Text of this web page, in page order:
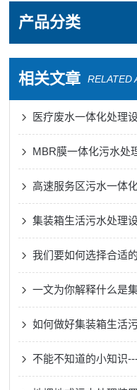
产品分类
相关文章 RELATED
医疗废水一体化处理
高速服务区污水一体
集装箱生活污水处理
我们要如何选择合适
一文为你解释什么是
如何做好集装箱生活